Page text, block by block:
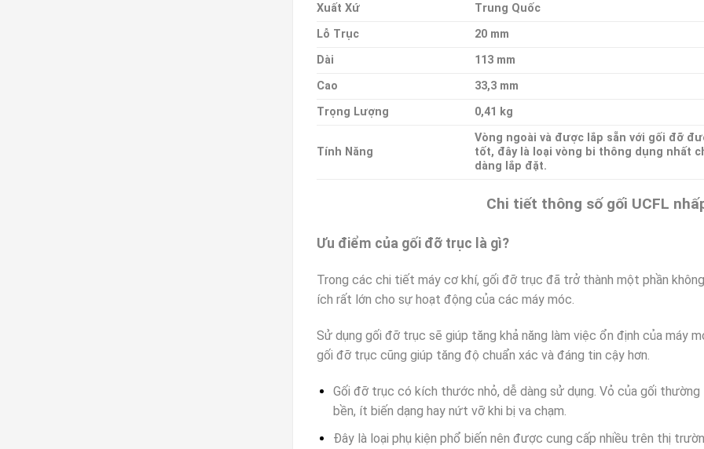
Xuất Xứ
Trung Quốc
Lỗ Trục
20 mm
Dài
113 mm
Cao
33,3 mm
Trọng Lượng
0,41 kg
Tính Năng
Vòng ngoài và được lắp sẵn với gối đỡ
tốt, đây là loại vòng bi thông dụng nhất
dàng lắp đặt.
Chi tiết thông số gối UCFL
Ưu điểm của gối đỡ trục là gì?
Trong các chi tiết máy cơ khí, gối đỡ trục đã trở thành một phần
ích rất lớn cho sự hoạt động của các máy móc.
Sử dụng gối đỡ trục sẽ giúp tăng khả năng làm việc ổn định của máy
gối đỡ trục cũng giúp tăng độ chuẩn xác và đáng tin cậy hơn.
Gối đỡ trục có kích thước nhỏ, dễ dàng sử dụng. Vỏ của gối
bền, ít biến dạng hay nứt vỡ khi bị va chạm.
Đây là loại phụ kiện phổ biến nên được cung cấp nhiều trên thị